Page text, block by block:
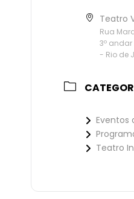
Teatro
Rua
3º andar
- Rio de
Eventos
Teatro